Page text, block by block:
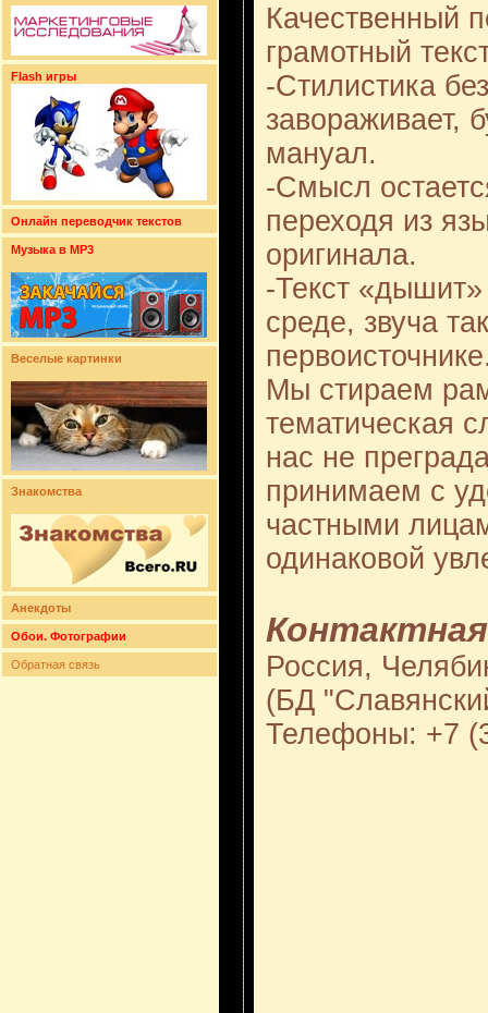
Flash игры
Онлайн переводчик текстов
Музыка в MP3
Веселые картинки
Знакомства
Анекдоты
Обои. Фотографии
Обратная связь
Качественный
грамотный
-Стилистика
завораживает,
мануал.
-Смысл
переходя из
оригинала.
-Текст
среде, звуча
Мы стираем
тематическая
нас не
принимаем с
частными
одинаковой
Россия,
(БД
Телефоны: +7